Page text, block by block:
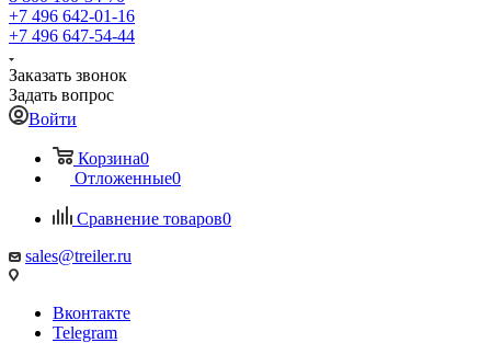
+7 496 642-01-16
+7 496 647-54-44
Заказать звонок
Задать вопрос
Войти
Корзина0
Отложенные0
Сравнение товаров0
sales@treiler.ru
Вконтакте
Telegram